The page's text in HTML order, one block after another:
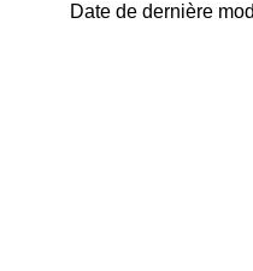
Date de dernière